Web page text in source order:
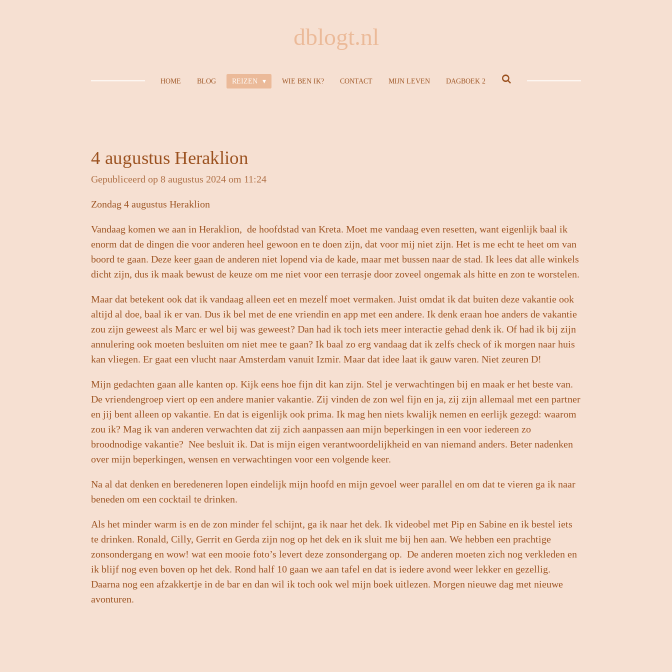
dblogt.nl
HOME BLOG REIZEN WIE BEN IK? CONTACT MIJN LEVEN DAGBOEK 2
4 augustus Heraklion
Gepubliceerd op 8 augustus 2024 om 11:24
Zondag 4 augustus Heraklion
Vandaag komen we aan in Heraklion, de hoofdstad van Kreta. Moet me vandaag even resetten, want eigenlijk baal ik
enorm dat de dingen die voor anderen heel gewoon en te doen zijn, dat voor mij niet zijn. Het is me echt te heet om van
boord te gaan. Deze keer gaan de anderen niet lopend via de kade, maar met bussen naar de stad. Ik lees dat alle winkels
dicht zijn, dus ik maak bewust de keuze om me niet voor een terrasje door zoveel ongemak als hitte en zon te worstelen.
Maar dat betekent ook dat ik vandaag alleen eet en mezelf moet vermaken. Juist omdat ik dat buiten deze vakantie ook
altijd al doe, baal ik er van. Dus ik bel met de ene vriendin en app met een andere. Ik denk eraan hoe anders de vakantie
zou zijn geweest als Marc er wel bij was geweest? Dan had ik toch iets meer interactie gehad denk ik. Of had ik bij zijn
annulering ook moeten besluiten om niet mee te gaan? Ik baal zo erg vandaag dat ik zelfs check of ik morgen naar huis
kan vliegen. Er gaat een vlucht naar Amsterdam vanuit Izmir. Maar dat idee laat ik gauw varen. Niet zeuren D!
Mijn gedachten gaan alle kanten op. Kijk eens hoe fijn dit kan zijn. Stel je verwachtingen bij en maak er het beste van.
De vriendengroep viert op een andere manier vakantie. Zij vinden de zon wel fijn en ja, zij zijn allemaal met een partner
en jij bent alleen op vakantie. En dat is eigenlijk ook prima. Ik mag hen niets kwalijk nemen en eerlijk gezegd: waarom
zou ik? Mag ik van anderen verwachten dat zij zich aanpassen aan mijn beperkingen in een voor iedereen zo
broodnodige vakantie? Nee besluit ik. Dat is mijn eigen verantwoordelijkheid en van niemand anders. Beter nadenken
over mijn beperkingen, wensen en verwachtingen voor een volgende keer.
Na al dat denken en beredeneren lopen eindelijk mijn hoofd en mijn gevoel weer parallel en om dat te vieren ga ik naar
beneden om een cocktail te drinken.
Als het minder warm is en de zon minder fel schijnt, ga ik naar het dek. Ik videobel met Pip en Sabine en ik bestel iets
te drinken. Ronald, Cilly, Gerrit en Gerda zijn nog op het dek en ik sluit me bij hen aan. We hebben een prachtige
zonsondergang en wow! wat een mooie foto’s levert deze zonsondergang op. De anderen moeten zich nog verkleden en
ik blijf nog even boven op het dek. Rond half 10 gaan we aan tafel en dat is iedere avond weer lekker en gezellig.
Daarna nog een afzakkertje in de bar en dan wil ik toch ook wel mijn boek uitlezen. Morgen nieuwe dag met nieuwe
avonturen.